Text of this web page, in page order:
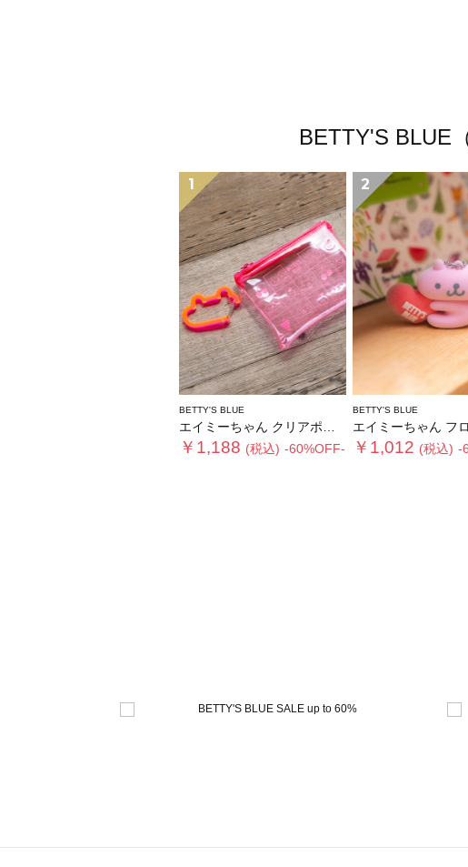
BETTY'S BLUE
1
BETTY'S BLUE
エイミーちゃん クリアポーチ
￥1,188 (税込) -60%OFF-
2
BETTY'S BLUE
エイミーちゃん フロッキー
￥1,012 (税込) -